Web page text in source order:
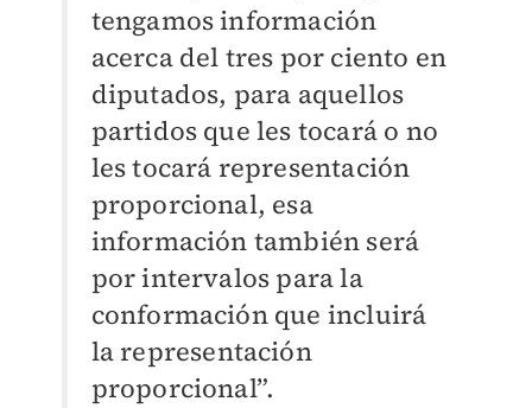
tengamos información
acerca del tres por ciento en
diputados, para aquellos
partidos que les tocará o no
les tocará representación
proporcional, esa
información también será
por intervalos para la
conformación que incluirá
la representación
proporcional”.